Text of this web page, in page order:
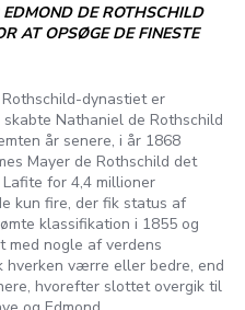
EDMOND DE ROTHSCHILD
AT OPSØGE DE FINESTE
dynastiet er
Nathaniel de Rothschild
år senere, i år 1868
Mayer de Rothschild det
for 4,4 millioner
kun fire, der fik status af
klassifikation i 1855 og
med nogle af verdens
hverken værre eller bedre, end
hvorefter slottet overgik til